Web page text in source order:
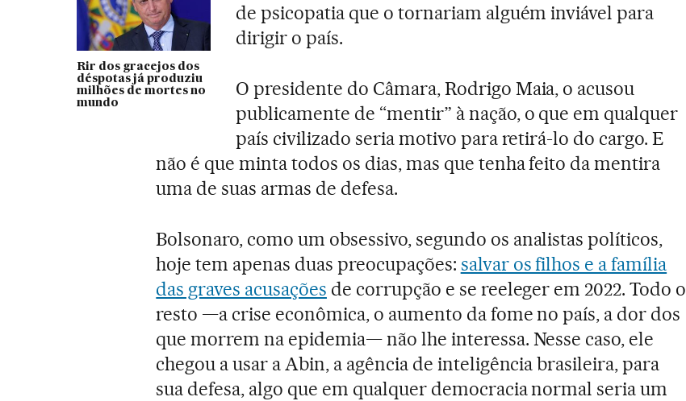
Rir dos gracejos dos
déspotas já produziu
milhões de mortes no
mundo
de psicopatia que o tornariam alguém inviável para
dirigir o país.
O presidente do Câmara, Rodrigo Maia, o acusou
publicamente de “mentir” à nação, o que em qualquer
país civilizado seria motivo para retirá-lo do cargo. E
não é que minta todos os dias, mas que tenha feito da mentira
uma de suas armas de defesa.
Bolsonaro, como um obsessivo, segundo os analistas políticos,
hoje tem apenas duas preocupações: salvar os filhos e a família
das graves acusações de corrupção e se reeleger em 2022. Todo o
resto —a crise econômica, o aumento da fome no país, a dor dos
que morrem na epidemia— não lhe interessa. Nesse caso, ele
chegou a usar a Abin, a agência de inteligência brasileira, para
sua defesa, algo que em qualquer democracia normal seria um